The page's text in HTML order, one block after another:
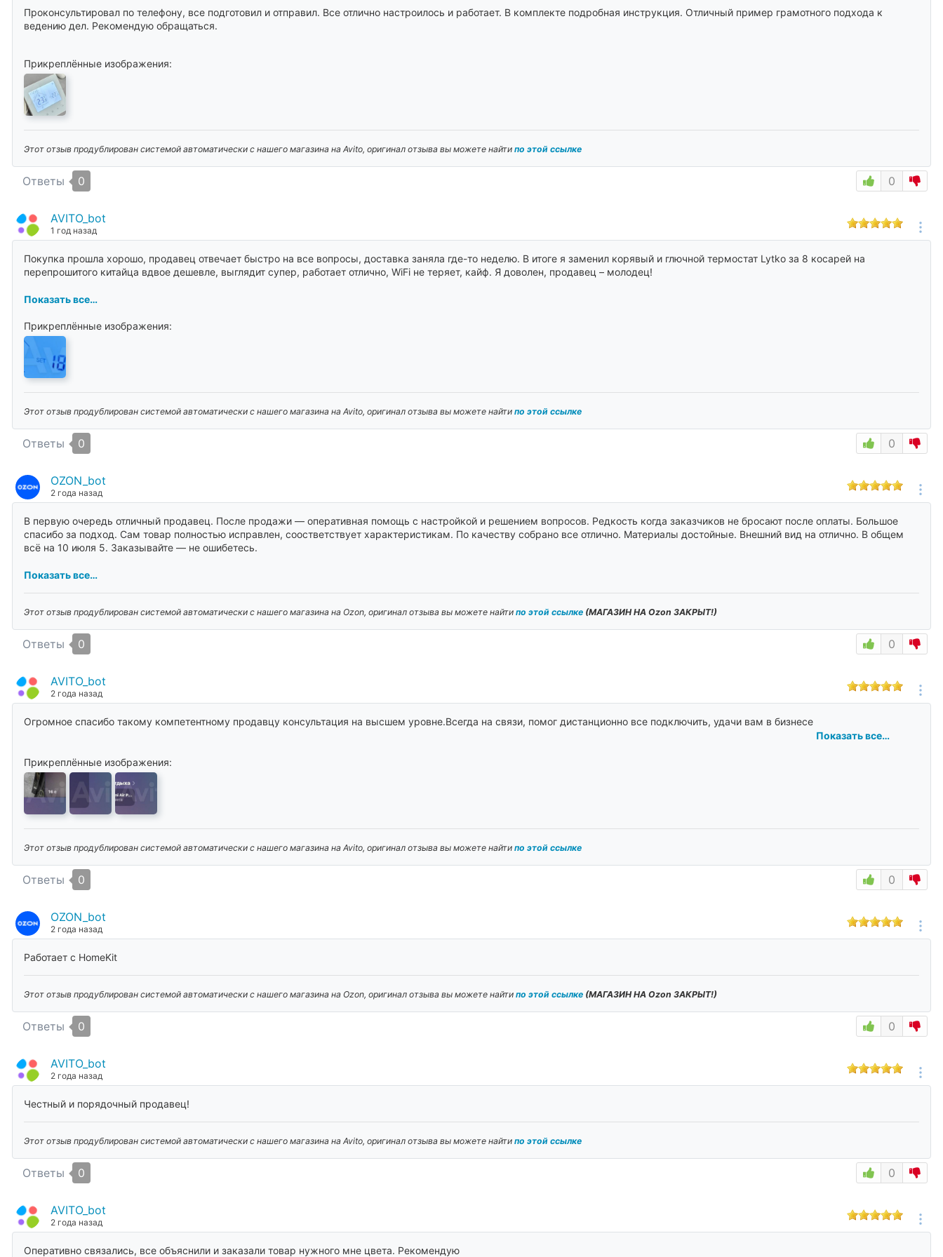
Автоматизации и удалённое управление через интернет в
Проконсультировал по телефону, все подготовил и отправил. Все отлично настроилось и работает. В комплекте подробная инструкция. Отличный пример грамотного подхода к
ведению дел. Рекомендую обращаться.
Прикреплённые изображения:
Этот отзыв продублирован системой автоматически с нашего магазина на Avito, оригинал отзыва вы можете найти по этой ссылке
0
Ответы 0
AVITO_bot
1 год назад
Покупка прошла хорошо, продавец отвечает быстро на все вопросы, доставка заняла где-то неделю. В итоге я заменил корявый и глючной термостат Lytko за 8 косарей на
перепрошитого китайца вдвое дешевле, выглядит супер, работает отлично, WiFi не теряет, кайф. Я доволен, продавец – молодец!
Показать все…
Прикреплённые изображения:
Этот отзыв продублирован системой автоматически с нашего магазина на Avito, оригинал отзыва вы можете найти по этой ссылке
0
Ответы 0
OZON_bot
2 года назад
В первую очередь отличный продавец. После продажи — оперативная помощь с настройкой и решением вопросов. Редкость когда заказчиков не бросают после оплаты. Большое
спасибо за подход. Сам товар полностью исправлен, соостветствует характеристикам. По качеству собрано все отлично. Материалы достойные. Внешний вид на отлично. В общем
всё на 10 июля 5. Заказывайте — не ошибетесь.
Показать все…
Этот отзыв продублирован системой автоматически с нашего магазина на Ozon, оригинал отзыва вы можете найти по этой ссылке (МАГАЗИН НА Ozon ЗАКРЫТ!)
0
Ответы 0
AVITO_bot
2 года назад
Огромное спасибо такому компетентному продавцу консультация на высшем уровне.Всегда на связи, помог дистанционно все подключить, удачи вам в бизнесе
Показать все…
Прикреплённые изображения:
Этот отзыв продублирован системой автоматически с нашего магазина на Avito, оригинал отзыва вы можете найти по этой ссылке
0
Ответы 0
OZON_bot
2 года назад
Работает с HomeKit
Этот отзыв продублирован системой автоматически с нашего магазина на Ozon, оригинал отзыва вы можете найти по этой ссылке (МАГАЗИН НА Ozon ЗАКРЫТ!)
0
Ответы 0
AVITO_bot
2 года назад
Честный и порядочный продавец!
Этот отзыв продублирован системой автоматически с нашего магазина на Avito, оригинал отзыва вы можете найти по этой ссылке
0
Ответы 0
AVITO_bot
2 года назад
Оперативно связались, все объяснили и заказали товар нужного мне цвета. Рекомендую